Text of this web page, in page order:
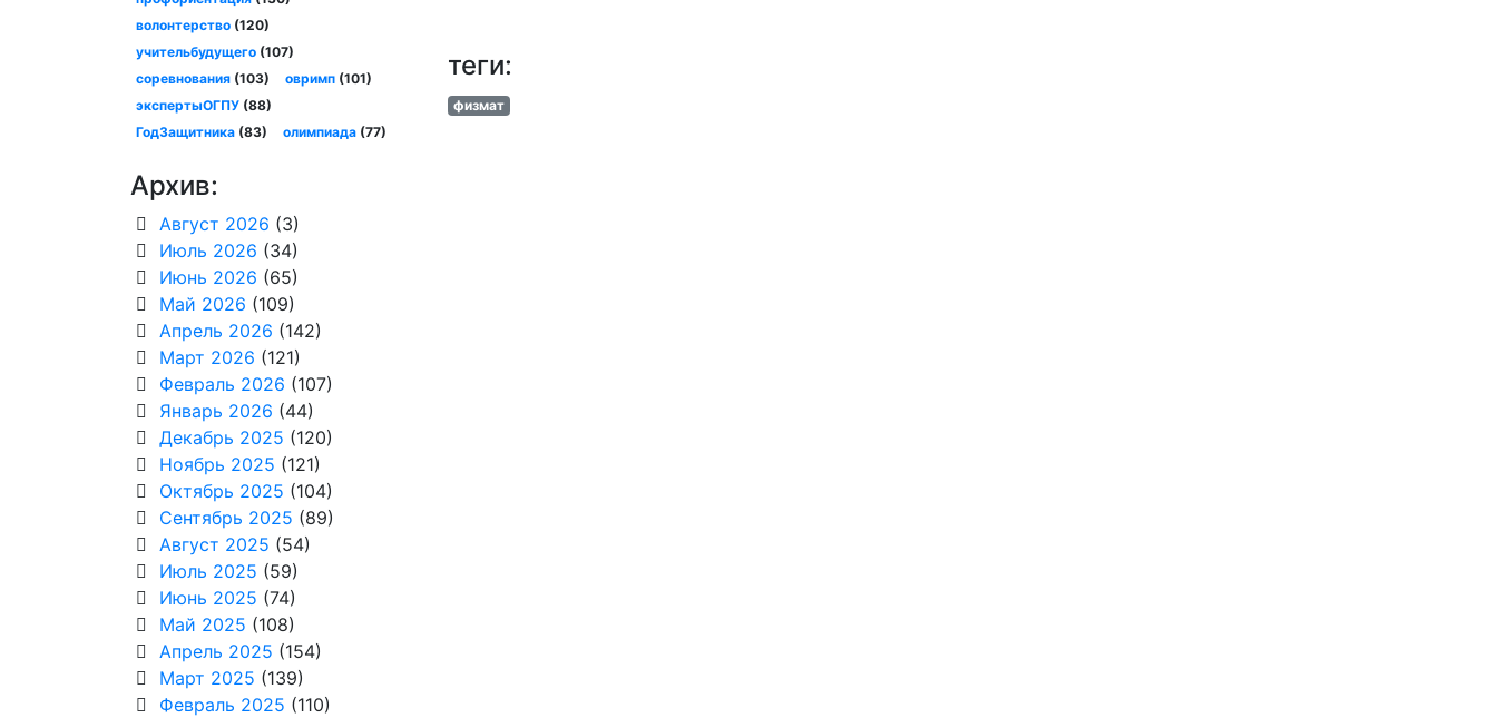
теги:
физмат
волонтерство(120)
учительбудущего(107)
соревнования(103) овримп (101)
экспертыОГПУ(88)
ГодЗащитника(83) олимпиада (77)
Архив:
Август 2026 (3)
Июль 2026 (34)
Июнь 2026 (65)
Май 2026 (109)
Апрель 2026 (142)
Март 2026 (121)
Февраль 2026 (107)
Январь 2026 (44)
Декабрь 2025 (120)
Ноябрь 2025 (121)
Октябрь 2025 (104)
Сентябрь 2025 (89)
Август 2025 (54)
Июль 2025 (59)
Июнь 2025 (74)
Май 2025 (108)
Апрель 2025 (154)
Март 2025 (139)
Февраль 2025 (110)